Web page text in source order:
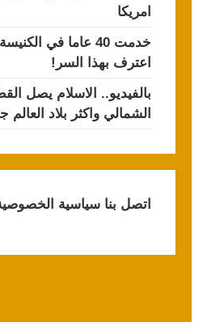
امريكا
خدمت 40 عاما في
اعترف بهذا السر!
بالفيديو.. الاسلام يصل
الشمالي واكثر بلاد العالم
اتصل بنا سياسية